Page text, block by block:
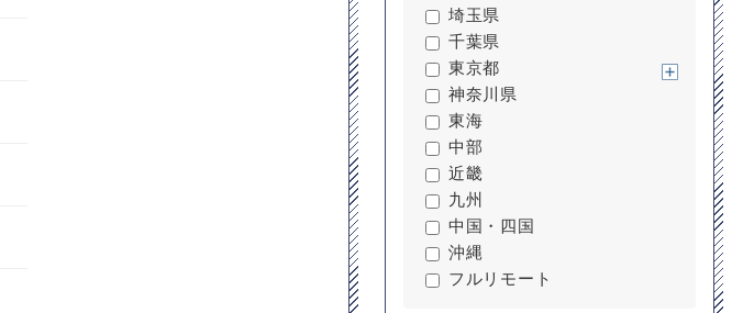
埼玉県
千葉県
東京都
神奈川県
東海
中部
近畿
九州
中国・四国
沖縄
フルリモート